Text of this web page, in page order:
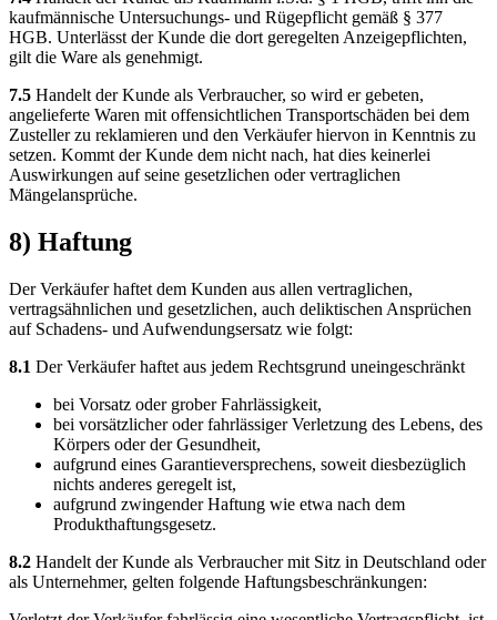
kaufmännische Untersuchungs- und Rügepflicht gemäß § 377
HGB. Unterlässt der Kunde die dort geregelten Anzeigepflichten,
gilt die Ware als genehmigt.
7.5 Handelt der Kunde als Verbraucher, so wird er gebeten,
angelieferte Waren mit offensichtlichen Transportschäden bei dem
Zusteller zu reklamieren und den Verkäufer hiervon in Kenntnis zu
setzen. Kommt der Kunde dem nicht nach, hat dies keinerlei
Auswirkungen auf seine gesetzlichen oder vertraglichen
Mängelansprüche.
8) Haftung
Der Verkäufer haftet dem Kunden aus allen vertraglichen,
vertragsähnlichen und gesetzlichen, auch deliktischen Ansprüchen
auf Schadens- und Aufwendungsersatz wie folgt:
8.1 Der Verkäufer haftet aus jedem Rechtsgrund uneingeschränkt
bei Vorsatz oder grober Fahrlässigkeit,
bei vorsätzlicher oder fahrlässiger Verletzung des Lebens, des
Körpers oder der Gesundheit,
aufgrund eines Garantieversprechens, soweit diesbezüglich
nichts anderes geregelt ist,
aufgrund zwingender Haftung wie etwa nach dem
Produkthaftungsgesetz.
8.2 Handelt der Kunde als Verbraucher mit Sitz in Deutschland oder
als Unternehmer, gelten folgende Haftungsbeschränkungen: